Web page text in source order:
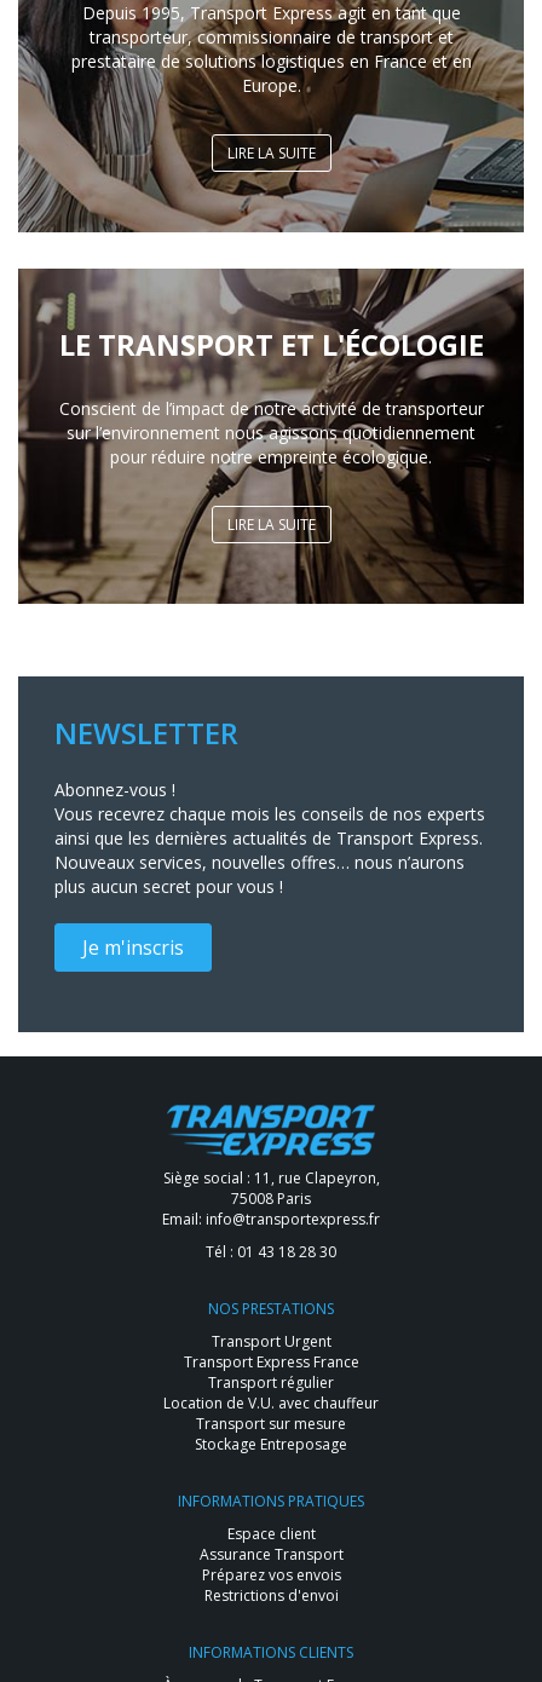
Depuis 1995, Transport Express agit en tant que
transporteur, commissionnaire de transport et
prestataire de solutions logistiques en France et en
Europe.
LIRE LA SUITE
LE TRANSPORT ET L'ÉCOLOGIE
Conscient de l’impact de notre activité de transporteur
sur l’environnement nous agissons quotidiennement
pour réduire notre empreinte écologique.
LIRE LA SUITE
NEWSLETTER
Abonnez-vous !
Vous recevrez chaque mois les conseils de nos experts
ainsi que les dernières actualités de Transport Express.
Nouveaux services, nouvelles offres… nous n’aurons
plus aucun secret pour vous !
Je m'inscris
Siège social : 11, rue Clapeyron,
75008 Paris
Email: info@transportexpress.fr
Tél : 01 43 18 28 30
NOS PRESTATIONS
Transport Urgent
Transport Express France
Transport régulier
Location de V.U. avec chauffeur
Transport sur mesure
Stockage Entreposage
INFORMATIONS PRATIQUES
Espace client
Assurance Transport
Préparez vos envois
Restrictions d'envoi
INFORMATIONS CLIENTS